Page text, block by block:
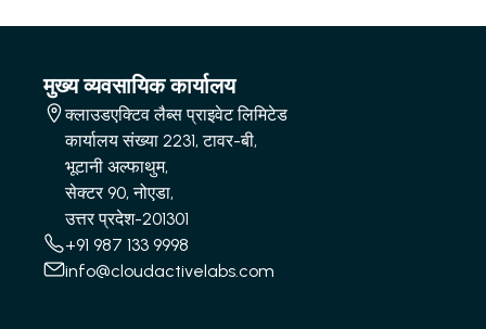
मुख्य व्यवसायिक कार्यालय
क्लाउडएक्टिव लैब्स प्राइवेट लिमिटेड
कार्यालय संख्या 2231, टावर-बी,
भूटानी अल्फाथुम,
सेक्टर 90, नोएडा,
उत्तर प्रदेश-201301
+91 987 133 9998
info@cloudactivelabs.com